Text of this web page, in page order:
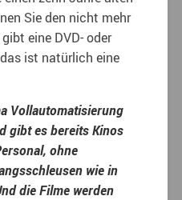
Sie den nicht mehr
eine DVD- oder
ist natürlich eine
Vollautomatisierung
gibt es bereits Kinos
ohne
wie in
die Filme werden